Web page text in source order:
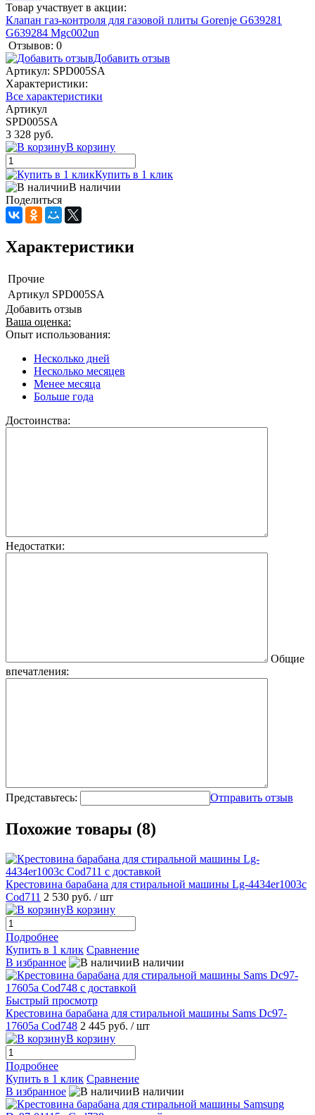
Товар участвует в акции:
Клапан газ-контроля для газовой плиты Gorenje G639281
G639284 Mgc002un
Отзывов: 0
Добавить отзыв
Артикул: SPD005SA
Характеристики:
Все характеристики
Артикул
SPD005SA
3 328 руб.
В корзину
Купить в 1 клик
В наличии
Поделиться
Характеристики
Прочие
Артикул SPD005SA
Добавить отзыв
Ваша оценка:
Опыт использования:
Несколько дней
Несколько месяцев
Менее месяца
Больше года
Достоинства:
Недостатки:
Общие
впечатления:
Представьтесь: Отправить отзыв
Похожие товары (8)
Крестовина барабана для стиральной машины Lg-4434er1003c
Cod711 2 530 руб. / шт
В корзину
Подробнее
Купить в 1 клик Сравнение
В избранное
В наличии
Быстрый просмотр
Крестовина барабана для стиральной машины Sams Dc97-
17605a Cod748 2 445 руб. / шт
В корзину
Подробнее
Купить в 1 клик Сравнение
В избранное
В наличии